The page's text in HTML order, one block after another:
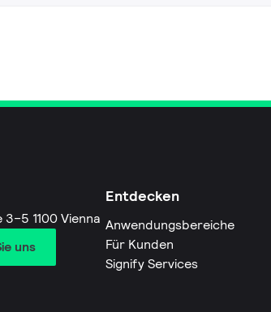
1100 Vienna
uns
Entdecken
Anwendungsbereiche
Für Kunden
Signify Services